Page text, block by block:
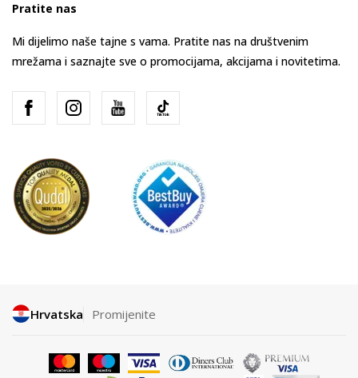
Pratite nas
Mi dijelimo naše tajne s vama. Pratite nas na društvenim
mrežama i saznajte sve o promocijama, akcijama i novitetima.
Hrvatska Promijenite